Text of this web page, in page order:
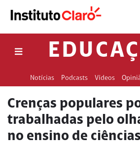
Notícias Podcasts Vídeos
Crenças populares
trabalhadas pelo
no ensino de ciências